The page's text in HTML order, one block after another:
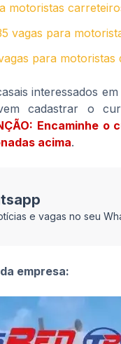
motoristas
vagas para
para
interessados
cadastrar o
Encaminhe
acima.
e vagas no seu
empresa: